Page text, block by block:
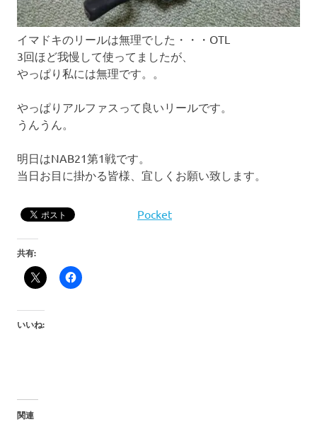
イマドキのリールは無理でした・・・OTL
3回ほど我慢して使ってましたが、
やっぱり私には無理です。。
やっぱりアルファスって良いリールです。
うんうん。
明日はNAB21第1戦です。
当日お目に掛かる皆様、宜しくお願い致します。
Pocket
共有:
いいね:
関連